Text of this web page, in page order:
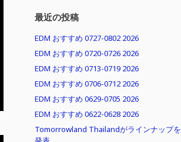
最近の投稿
EDM おすすめ 0727-0802 2026
EDM おすすめ 0720-0726 2026
EDM おすすめ 0713-0719 2026
EDM おすすめ 0706-0712 2026
EDM おすすめ 0629-0705 2026
EDM おすすめ 0622-0628 2026
Tomorrowland Thailandがラインナップを